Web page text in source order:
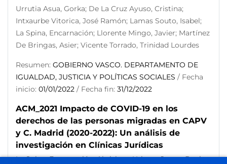
Urrutia Asua, Gorka; De La Cruz Ayuso, Cristina;
Intxaurbe Vitorica, José Ramón; Lamas Souto, Isabel;
La Spina, Encarnación; Llorente Mingo, Javier; Martínez
De Bringas, Asier; Vicente Torrado, Trinidad Lourdes
Resumen: GOBIERNO VASCO. DEPARTAMENTO DE
IGUALDAD, JUSTICIA Y POLÍTICAS SOCIALES / Fecha
inicio: 01/01/2022 / Fecha fin: 31/12/2022
ACM_2021 Impacto de COVID-19 en los
derechos de las personas migradas en CAPV
y C. Madrid (2020-2022): Un análisis de
investigación en Clínicas Jurídicas
La Spina, Encarnación; Abrisketa Uriarte, Joana; Benito